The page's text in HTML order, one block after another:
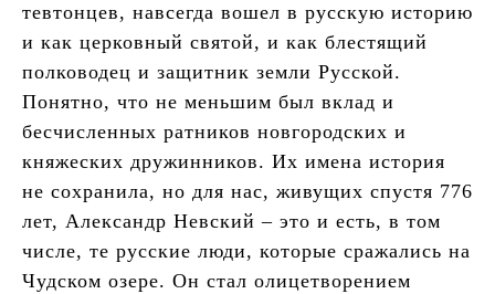
тевтонцев, навсегда вошел в русскую историю
и как церковный святой, и как блестящий
полководец и защитник земли Русской.
Понятно, что не меньшим был вклад и
бесчисленных ратников новгородских и
княжеских дружинников. Их имена история
не сохранила, но для нас, живущих спустя 776
лет, Александр Невский – это и есть, в том
числе, те русские люди, которые сражались на
Чудском озере. Он стал олицетворением